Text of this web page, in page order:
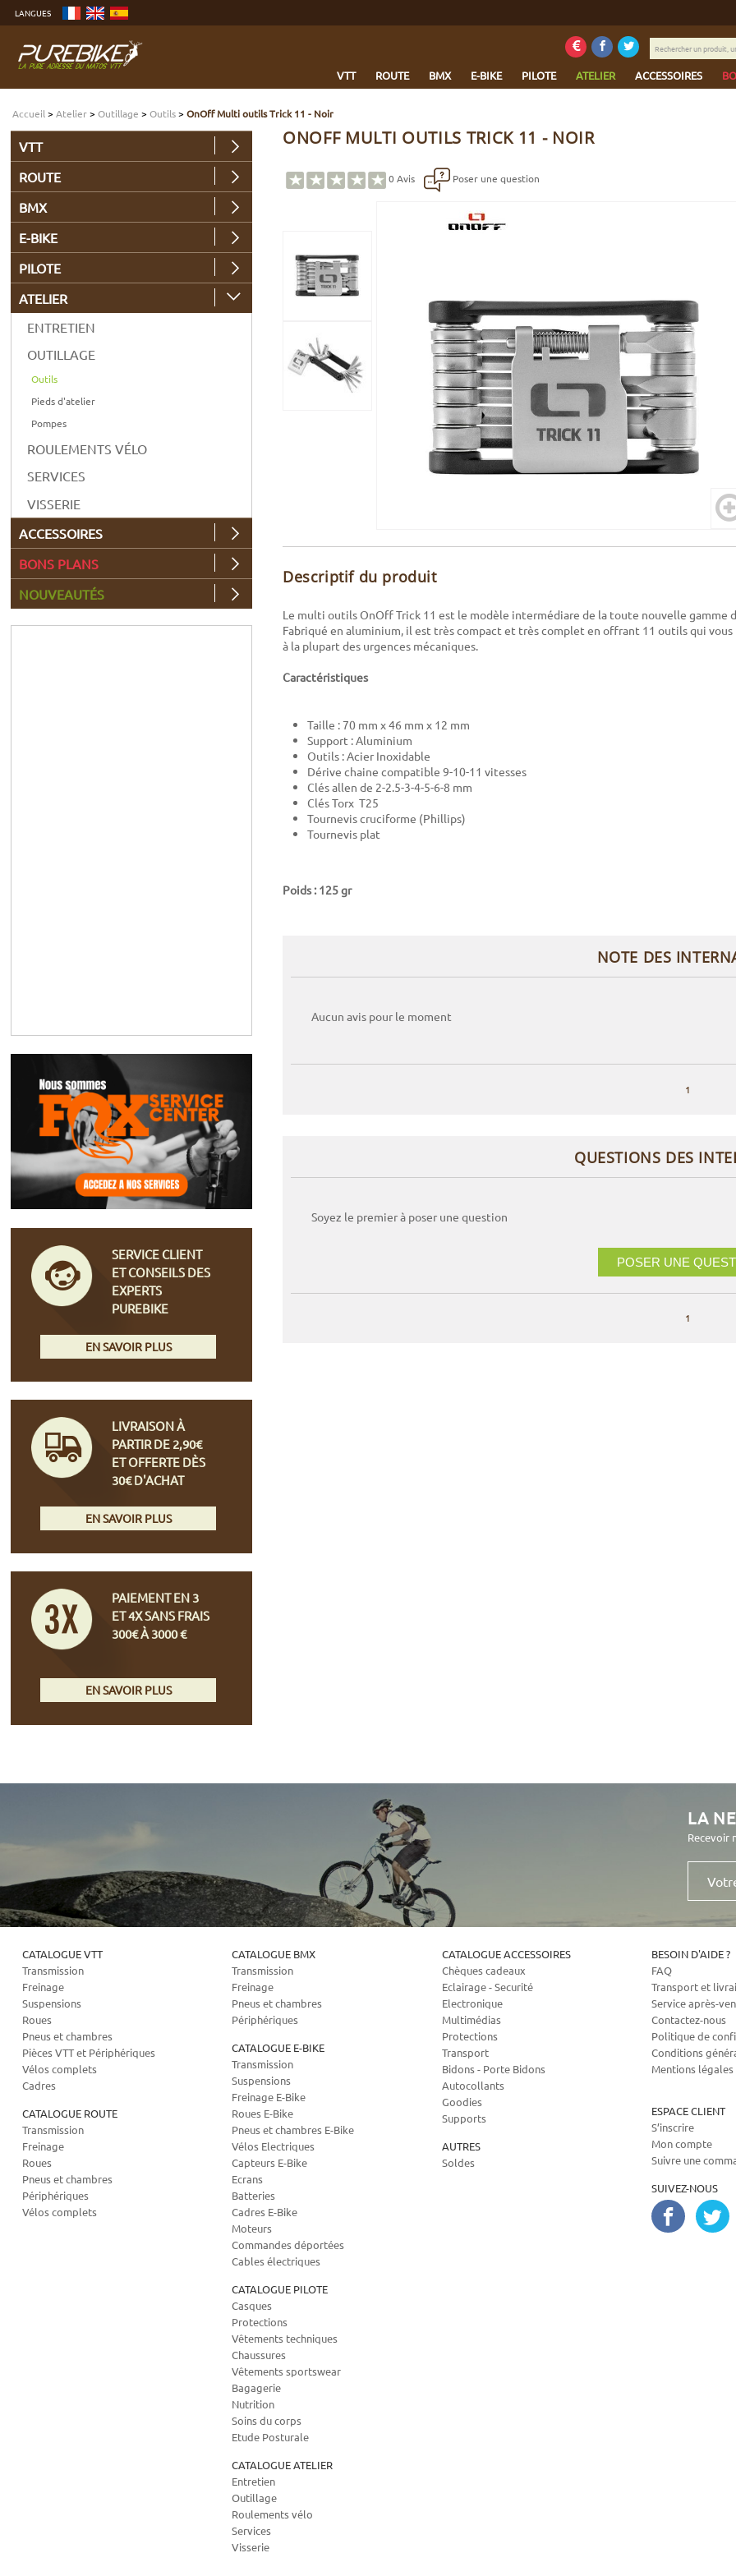
contenu
menu
Aller
LANGUES
VTT ROUTE BMX E-BIKE PILOTE ATELIER ACCESSOIRES
Rechercher
un
une
marque...
Accueil >Atelier>Outillage >Outils>OnOff Multi outils Trick 11 - Noir
ONOFF MULTI OUTILS TRICK 11 - NOIR
0 Avis Poser une question
Descriptif du produit
Le multi outils OnOff Trick 11 est le modèle intermédiare de la toute nouvelle gamme
Fabriqué en aluminium, il est très compact et très complet en offrant 11 outils qui
à la plupart des urgences mécaniques.
Caractéristiques
Taille : 70 mm x 46 mm x 12 mm
Support : Aluminium
Outils : Acier Inoxidable
Dérive chaine compatible 9-10-11 vitesses
Clés allen de 2-2.5-3-4-5-6-8 mm
Clés Torx T25
Tournevis cruciforme (Phillips)
Tournevis plat
Poids : 125 gr
NOTE DES
Aucun avis pour le moment
1
QUESTIONS DES
Soyez le premier à poser une question
POSER UNE
1
VTT
ROUTE
BMX
E-BIKE
PILOTE
ATELIER
ENTRETIEN
OUTILLAGE
Outils
Pieds d'atelier
Pompes
ROULEMENTS VÉLO
SERVICES
VISSERIE
ACCESSOIRES
BONS PLANS
NOUVEAUTÉS
SERVICE CLIENT
ET CONSEILS DES
EXPERTS
PUREBIKE
EN SAVOIR PLUS
LIVRAISON À
PARTIR DE 2,90€
ET OFFERTE DÈS
30€ D'ACHAT
EN SAVOIR PLUS
PAIEMENT EN 3
ET 4X SANS FRAIS
300€ À 3000 €
EN SAVOIR PLUS
LA
Recevoir
Votre
mail
CATALOGUE VTT
Transmission
Freinage
Suspensions
Roues
Pneus et chambres
Pièces VTT et Périphériques
Vélos complets
Cadres
CATALOGUE ROUTE
Transmission
Freinage
Roues
Pneus et chambres
Périphériques
Vélos complets
CATALOGUE BMX
Transmission
Freinage
Pneus et chambres
Périphériques
CATALOGUE E-BIKE
Transmission
Suspensions
Freinage E-Bike
Roues E-Bike
Pneus et chambres E-Bike
Vélos Electriques
Capteurs E-Bike
Ecrans
Batteries
Cadres E-Bike
Moteurs
Commandes déportées
Cables électriques
CATALOGUE PILOTE
Casques
Protections
Vêtements techniques
Chaussures
Vêtements sportswear
Bagagerie
Nutrition
Soins du corps
Etude Posturale
CATALOGUE ATELIER
Entretien
Outillage
Roulements vélo
Services
Visserie
CATALOGUE ACCESSOIRES
Chèques cadeaux
Eclairage - Securité
Electronique
Multimédias
Protections
Transport
Bidons - Porte Bidons
Autocollants
Goodies
Supports
AUTRES
Soldes
BESOIN D'AIDE ?
FAQ
Transport et
Service après-
Contactez-nous
Politique de
Conditions
Mentions légales
ESPACE CLIENT
S’inscrire
Mon compte
Suivre une
SUIVEZ-NOUS